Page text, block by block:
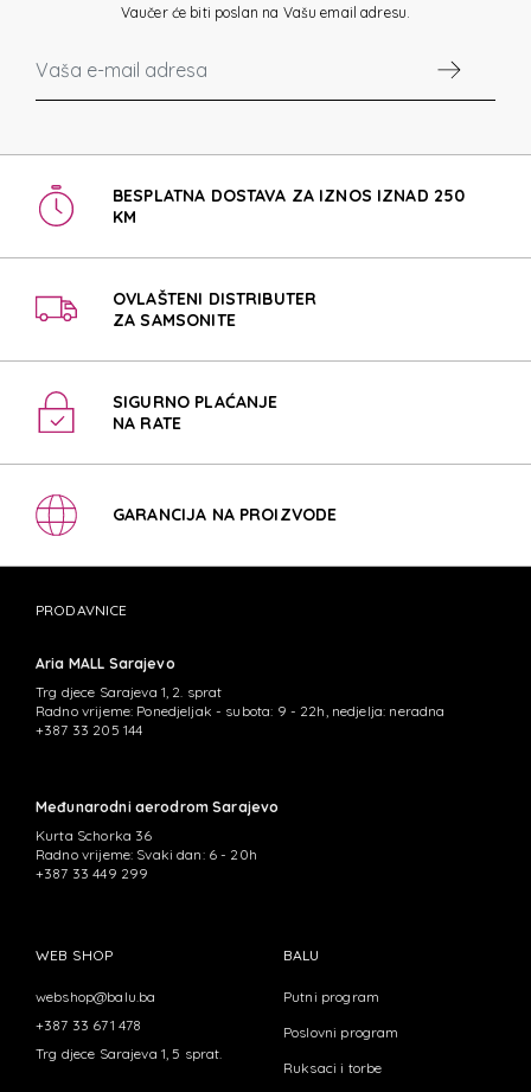
Vaučer će biti poslan na Vašu email adresu.
BESPLATNA DOSTAVA ZA IZNOS IZNAD 250
KM
OVLAŠTENI DISTRIBUTER
ZA SAMSONITE
SIGURNO PLAĆANJE
NA RATE
GARANCIJA NA PROIZVODE
PRODAVNICE
Aria MALL Sarajevo
Trg djece Sarajeva 1, 2. sprat
Radno vrijeme: Ponedjeljak - subota: 9 - 22h, nedjelja: neradna
+387 33 205 144
Međunarodni aerodrom Sarajevo
Kurta Schorka 36
Radno vrijeme: Svaki dan: 6 - 20h
+387 33 449 299
WEB SHOP
webshop@balu.ba
+387 33 671 478
Trg djece Sarajeva 1, 5 sprat.
BALU
Putni program
Poslovni program
Ruksaci i torbe